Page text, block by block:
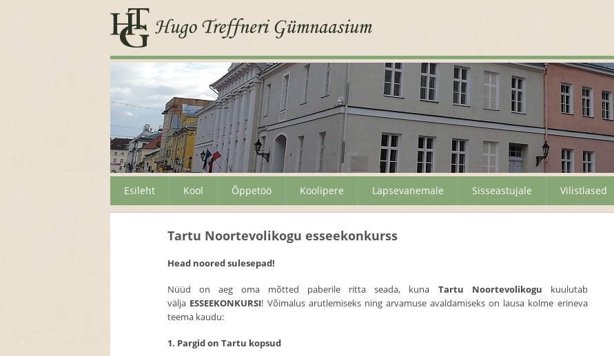
Esileht Kool Õppetöö Koolipere Lapsevanemale Sisseastujale Vilistlased
Tartu Noortevolikogu esseekonkurss
Head noored sulesepad!
Nüüd on aeg oma mõtted paberile ritta seada, kuna Tartu Noortevolikogu kuulutab
välja ESSEEKONKURSI! Võimalus arutlemiseks ning arvamuse avaldamiseks on lausa kolme erineva
teema kaudu:
1. Pargid on Tartu kopsud